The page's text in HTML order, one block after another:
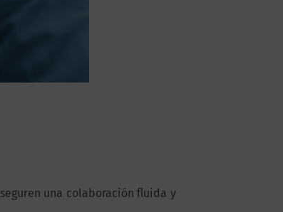
una colaboración fluida y